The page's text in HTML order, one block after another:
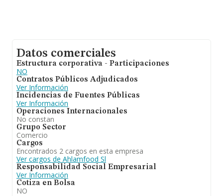
Datos comerciales
Estructura corporativa - Participaciones
NO
Contratos Públicos Adjudicados
Ver Información
Incidencias de Fuentes Públicas
Ver Información
Operaciones Internacionales
No constan
Grupo Sector
Comercio
Cargos
Encontrados 2 cargos en esta empresa
Ver cargos de Ahlamfood Sl
Responsabilidad Social Empresarial
Ver Información
Cotiza en Bolsa
NO